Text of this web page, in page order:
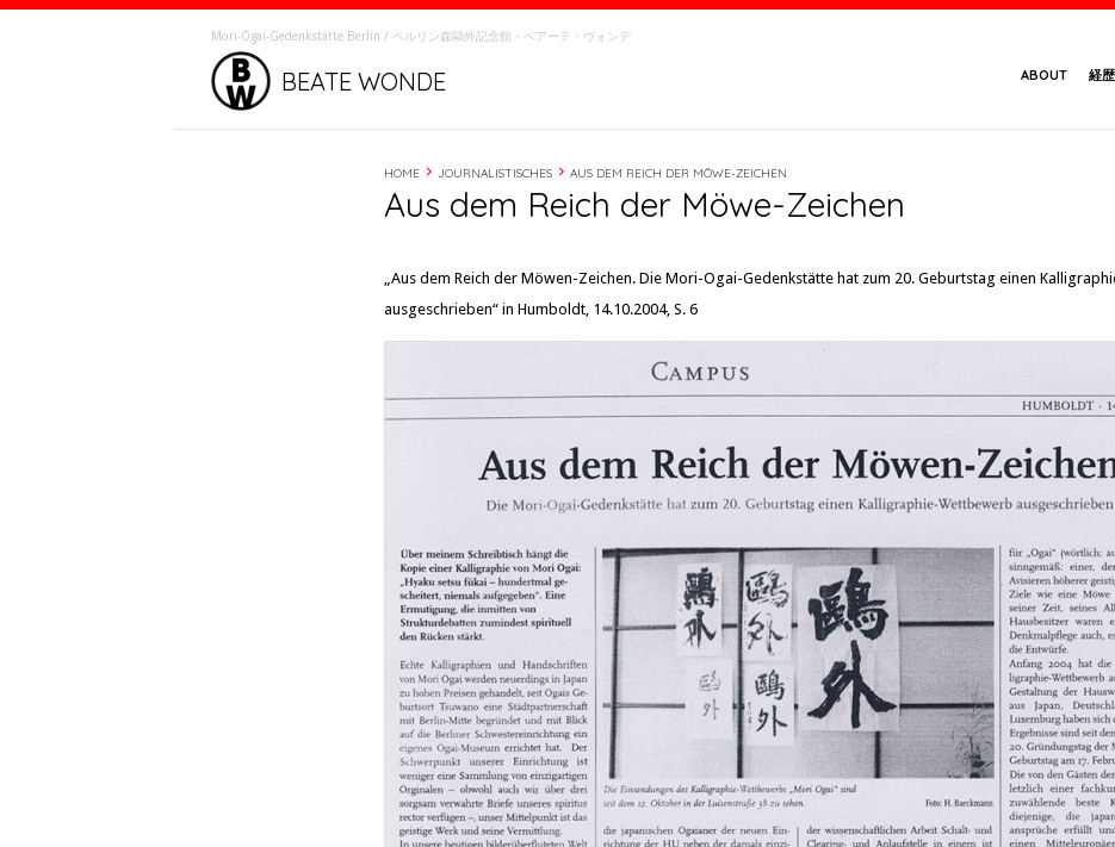
Mori-Ôgai-Gedenkstätte Berlin / ベルリン森鷗外記念館・ベアーテ・ヴォンデ
BEATE WONDE ABOUT 経歴
HOME JOURNALISTISCHES AUS DEM REICH DER MÖWE-ZEICHEN
Aus dem Reich der Möwe-Zeichen
„Aus dem Reich der Möwen-Zeichen. Die Mori-Ogai-Gedenkstätte hat zum 20. Geburtstag einen
ausgeschrieben“ in Humboldt, 14.10.2004, S. 6